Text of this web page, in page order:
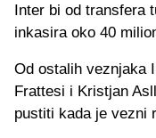
Inter bi od transfera
inkasira oko 40
Od ostalih veznjaka
Frattesi i Kristjan
pustiti kada je vezni